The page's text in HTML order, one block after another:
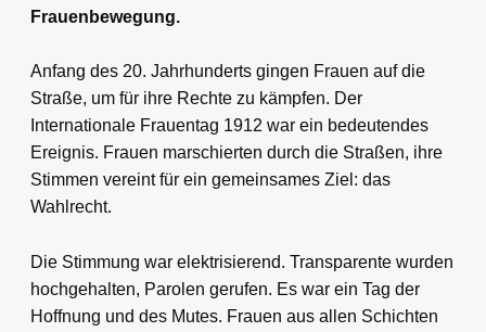
Frauenbewegung.
Anfang des 20. Jahrhunderts gingen Frauen auf die
Straße, um für ihre Rechte zu kämpfen. Der
Internationale Frauentag 1912 war ein bedeutendes
Ereignis. Frauen marschierten durch die Straßen, ihre
Stimmen vereint für ein gemeinsames Ziel: das
Wahlrecht.
Die Stimmung war elektrisierend. Transparente wurden
hochgehalten, Parolen gerufen. Es war ein Tag der
Hoffnung und des Mutes. Frauen aus allen Schichten